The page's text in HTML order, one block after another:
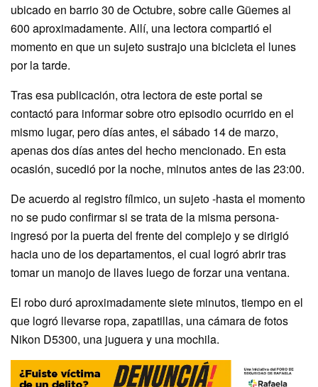
ubicado en barrio 30 de Octubre, sobre calle Güemes al
600 aproximadamente. Allí, una lectora compartió el
momento en que un sujeto sustrajo una bicicleta el lunes
por la tarde.
Tras esa publicación, otra lectora de este portal se
contactó para informar sobre otro episodio ocurrido en el
mismo lugar, pero días antes, el sábado 14 de marzo,
apenas dos días antes del hecho mencionado. En esta
ocasión, sucedió por la noche, minutos antes de las 23:00.
De acuerdo al registro fílmico, un sujeto -hasta el momento
no se pudo confirmar si se trata de la misma persona-
ingresó por la puerta del frente del complejo y se dirigió
hacia uno de los departamentos, el cual logró abrir tras
tomar un manojo de llaves luego de forzar una ventana.
El robo duró aproximadamente siete minutos, tiempo en el
que logró llevarse ropa, zapatillas, una cámara de fotos
Nikon D5300, una juguera y una mochila.